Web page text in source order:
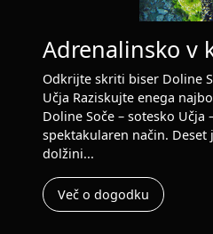
Adrenalinsko v
Odkrijte skriti biser Doline
Učja Raziskujte enega
Doline Soče – sotesko Učja
spektakularen način. Deset
dolžini...
Več o dogodku